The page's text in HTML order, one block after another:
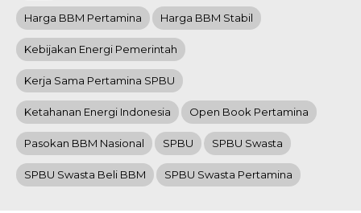
Harga BBM Pertamina Harga BBM Stabil
Kebijakan Energi Pemerintah
Kerja Sama Pertamina SPBU
Ketahanan Energi Indonesia Open Book Pertamina
Pasokan BBM Nasional SPBU SPBU Swasta
SPBU Swasta Beli BBM SPBU Swasta Pertamina